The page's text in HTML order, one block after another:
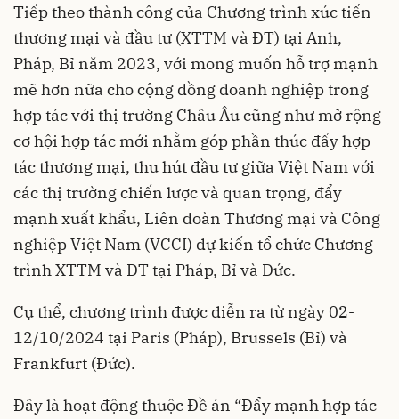
Tiếp theo thành công của Chương trình xúc tiến
thương mại và đầu tư (XTTM và ĐT) tại Anh,
Pháp, Bỉ năm 2023, với mong muốn hỗ trợ mạnh
mẽ hơn nữa cho cộng đồng doanh nghiệp trong
hợp tác với thị trường Châu Âu cũng như mở rộng
cơ hội hợp tác mới nhằm góp phần thúc đẩy hợp
tác thương mại, thu hút đầu tư giữa Việt Nam với
các thị trường chiến lược và quan trọng, đẩy
mạnh xuất khẩu, Liên đoàn Thương mại và Công
nghiệp Việt Nam (VCCI) dự kiến tổ chức Chương
trình XTTM và ĐT tại Pháp, Bỉ và Đức.
Cụ thể, chương trình được diễn ra từ ngày 02-
12/10/2024 tại Paris (Pháp), Brussels (Bỉ) và
Frankfurt (Đức).
Đây là hoạt động thuộc Đề án “Đẩy mạnh hợp tác